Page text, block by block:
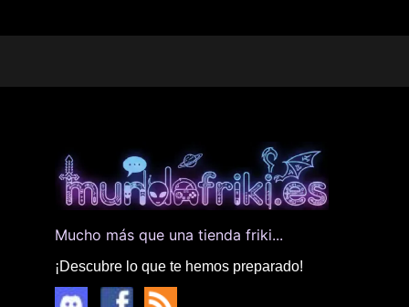
Mucho más que una tienda friki...
¡Descubre lo que te hemos preparado!